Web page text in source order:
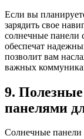
Если вы
зарядить свое
солнечные панели
обеспечат
позволит вам
важных
9.
панелями
Солнечные панели